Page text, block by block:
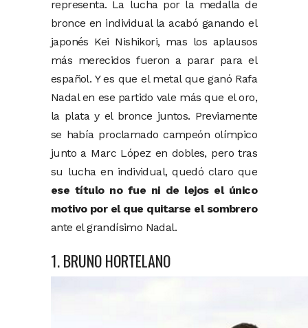
representa. La lucha por la medalla de
bronce en individual la acabó ganando el
japonés Kei Nishikori, mas los aplausos
más merecidos fueron a parar para el
español. Y es que el metal que ganó Rafa
Nadal en ese partido vale más que el oro,
la plata y el bronce juntos. Previamente
se había proclamado campeón olímpico
junto a Marc López en dobles, pero tras
su lucha en individual, quedó claro que
ese título no fue ni de lejos el único
motivo por el que quitarse el sombrero
ante el grandísimo Nadal.
1. BRUNO HORTELANO